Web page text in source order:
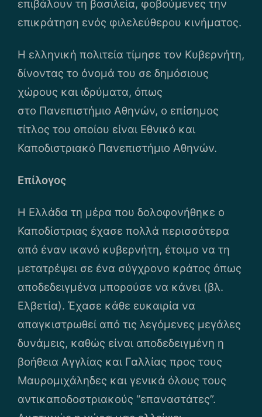
επιβάλουν τη βασιλεία, φοβούμενες την
επικράτηση ενός φιλελεύθερου κινήματος.
Η ελληνική πολιτεία τίμησε τον Κυβερνήτη,
δίνοντας το όνομά του σε δημόσιους
χώρους και ιδρύματα, όπως
στο Πανεπιστήμιο Αθηνών, ο επίσημος
τίτλος του οποίου είναι Εθνικό και
Καποδιστριακό Πανεπιστήμιο Αθηνών.
Επίλογος
Η Ελλάδα τη μέρα που δολοφονήθηκε ο
Καποδίστριας έχασε πολλά περισσότερα
από έναν ικανό κυβερνήτη, έτοιμο να τη
μετατρέψει σε ένα σύγχρονο κράτος όπως
αποδεδειγμένα μπορούσε να κάνει (βλ.
Ελβετία). Έχασε κάθε ευκαιρία να
απαγκιστρωθεί από τις λεγόμενες μεγάλες
δυνάμεις, καθώς είναι αποδεδειγμένη η
βοήθεια Αγγλίας και Γαλλίας προς τους
Μαυρομιχάληδες και γενικά όλους τους
αντικαποδοστριακούς “επαναστάτες”.